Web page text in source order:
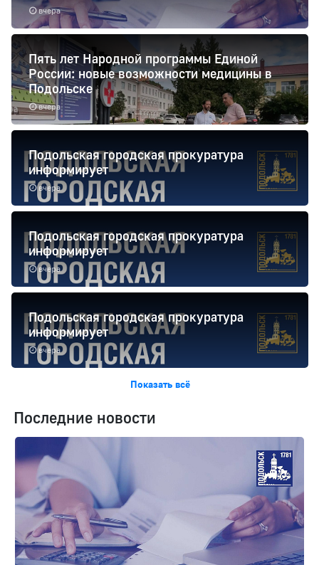
вчера
вчера
Пять лет Народной программы Единой
России: новые возможности медицины в
Подольске
вчера
Подольская городская прокуратура
информирует
вчера
Подольская городская прокуратура
информирует
вчера
Подольская городская прокуратура
информирует
Показать всё
Последние новости